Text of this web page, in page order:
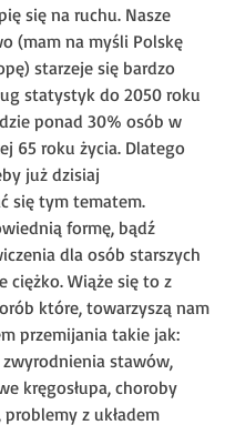
się na ruchu. Nasze
(mam na myśli Polskę
starzeje się bardzo
statystyk do 2050 roku
ponad 30% osób w
65 roku życia. Dlatego
już dzisiaj
się tym tematem.
dla osób starszych
ciężko. Wiąże się to z
które, towarzyszą nam
przemijania takie jak:
stawów,
kręgosłupa, choroby
z układem